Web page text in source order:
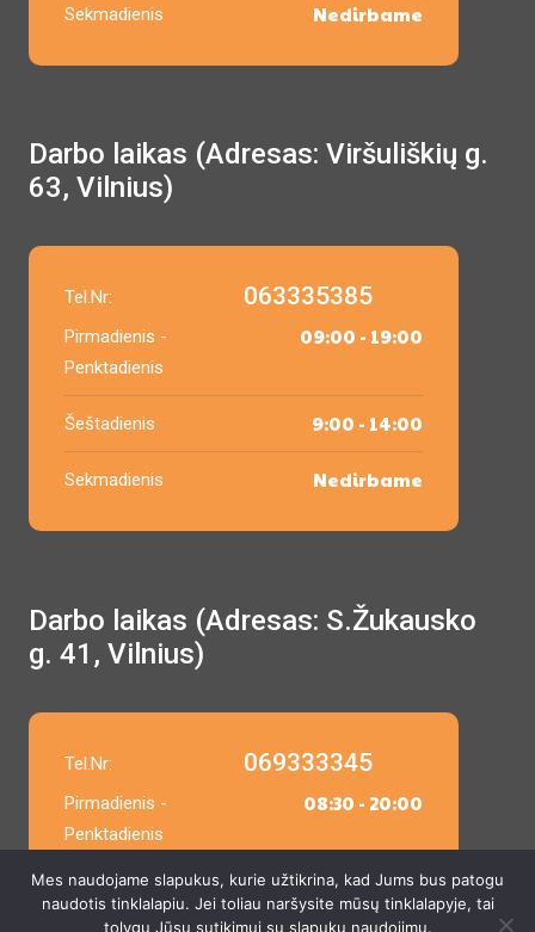
Sekmadienis Nedirbame
Darbo laikas (Adresas: Viršuliškių g.
63, Vilnius)
Tel.Nr: 063335385
Pirmadienis -
Penktadienis
09:00 - 19:00
Šeštadienis 9:00 - 14:00
Sekmadienis Nedirbame
Darbo laikas (Adresas: S.Žukausko
g. 41, Vilnius)
Tel.Nr: 069333345
Pirmadienis -
Penktadienis
08:30 - 20:00
Šeštadienis 9:00 - 14:00
Mes naudojame slapukus, kurie užtikrina, kad Jums bus patogu
naudotis tinklalapiu. Jei toliau naršysite mūsų tinklalapyje, tai
tolygu Jūsų sutikimui su slapukų naudojimu.